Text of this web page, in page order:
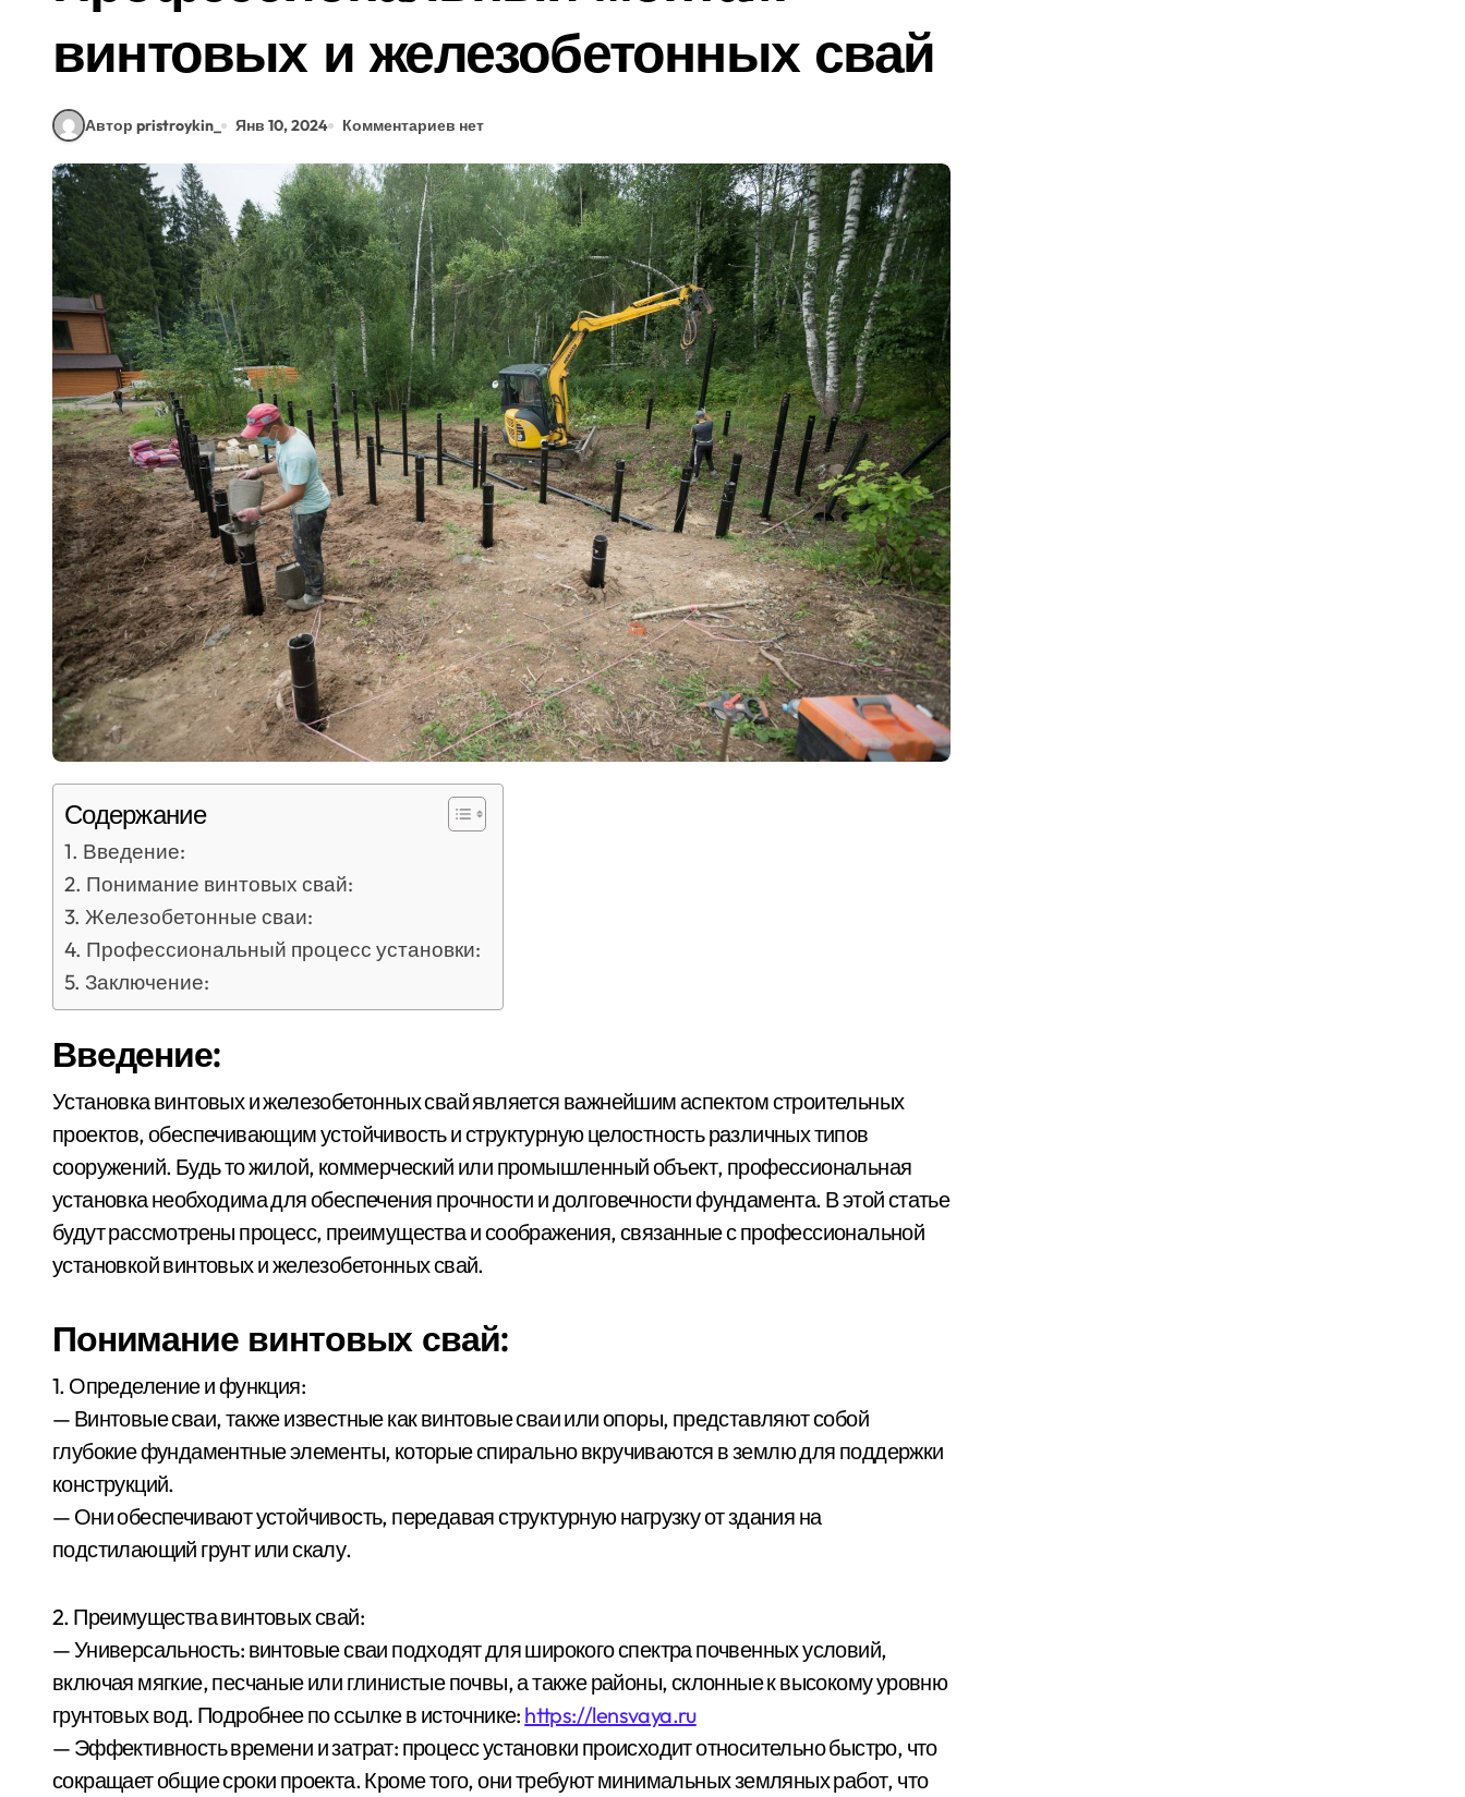
винтовых и железобетонных свай
Автор pristroykin_ Янв 10, 2024 Комментариев нет
Содержание
Введение:
Понимание винтовых свай:
Железобетонные сваи:
Профессиональный процесс установки:
Заключение:
Введение:
Установка винтовых и железобетонных свай является важнейшим аспектом строительных
проектов, обеспечивающим устойчивость и структурную целостность различных типов
сооружений. Будь то жилой, коммерческий или промышленный объект, профессиональная
установка необходима для обеспечения прочности и долговечности фундамента. В этой статье
будут рассмотрены процесс, преимущества и соображения, связанные с профессиональной
установкой винтовых и железобетонных свай.
Понимание винтовых свай:
1. Определение и функция:
— Винтовые сваи, также известные как винтовые сваи или опоры, представляют собой
глубокие фундаментные элементы, которые спирально вкручиваются в землю для поддержки
конструкций.
— Они обеспечивают устойчивость, передавая структурную нагрузку от здания на
подстилающий грунт или скалу.
2. Преимущества винтовых свай:
— Универсальность: винтовые сваи подходят для широкого спектра почвенных условий,
включая мягкие, песчаные или глинистые почвы, а также районы, склонные к высокому уровню
грунтовых вод. Подробнее по ссылке в источнике: https://lensvaya.ru
— Эффективность времени и затрат: процесс установки происходит относительно быстро, что
сокращает общие сроки проекта. Кроме того, они требуют минимальных земляных работ, что